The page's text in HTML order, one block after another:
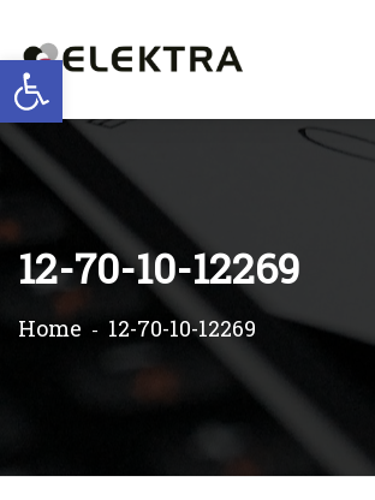
Otwórz pasek narzędzi
12-70-10-12269
Home 12-70-10-12269